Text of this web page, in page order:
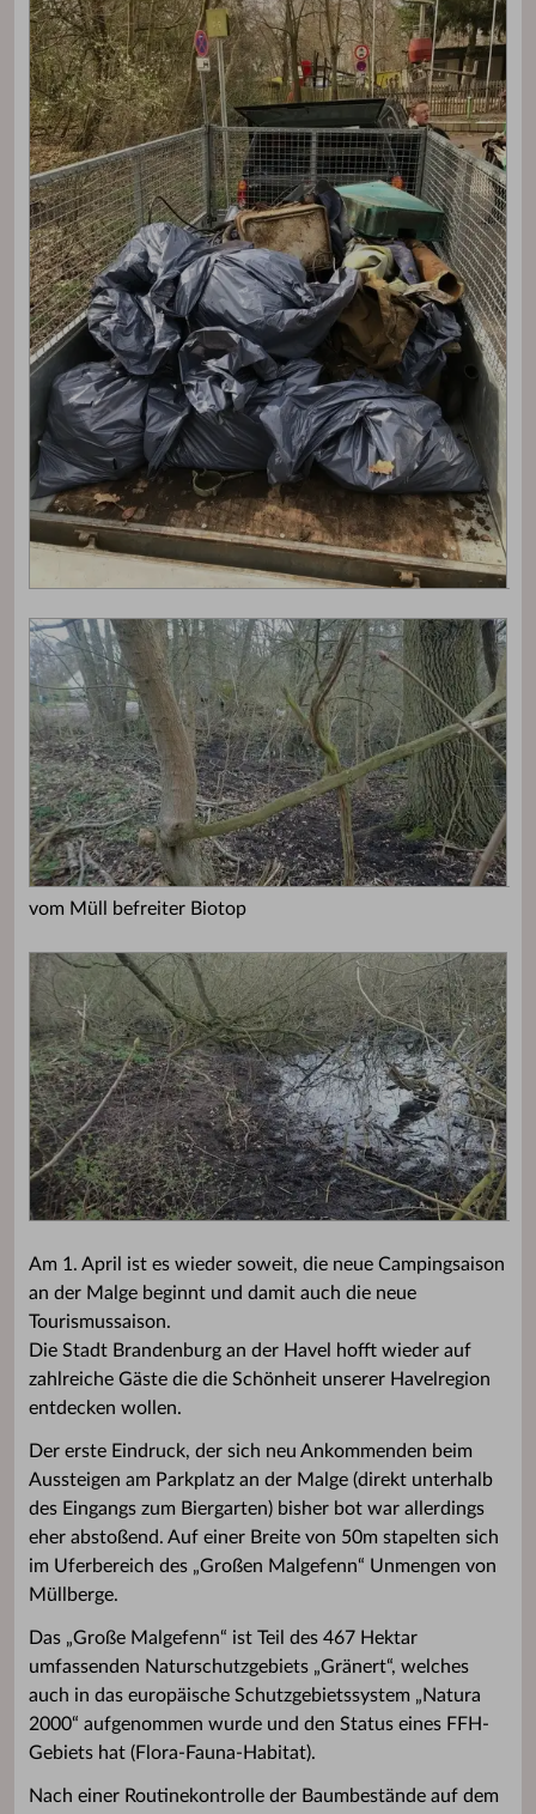
vom Müll befreiter Biotop
Am 1. April ist es wieder soweit, die neue Campingsaison
an der Malge beginnt und damit auch die neue
Tourismussaison.
Die Stadt Brandenburg an der Havel hofft wieder auf
zahlreiche Gäste die die Schönheit unserer Havelregion
entdecken wollen.
Der erste Eindruck, der sich neu Ankommenden beim
Aussteigen am Parkplatz an der Malge (direkt unterhalb
des Eingangs zum Biergarten) bisher bot war allerdings
eher abstoßend. Auf einer Breite von 50m stapelten sich
im Uferbereich des „Großen Malgefenn“ Unmengen von
Müllberge.
Das „Große Malgefenn“ ist Teil des 467 Hektar
umfassenden Naturschutzgebiets „Gränert“, welches
auch in das europäische Schutzgebietssystem „Natura
2000“ aufgenommen wurde und den Status eines FFH-
Gebiets hat (Flora-Fauna-Habitat).
Nach einer Routinekontrolle der Baumbestände auf dem